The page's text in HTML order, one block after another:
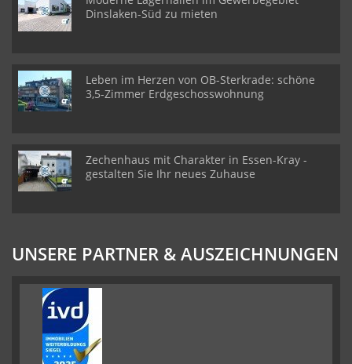
Dinslaken-Süd zu mieten
Leben im Herzen von OB-Sterkrade: schöne
3,5-Zimmer Erdgeschosswohnung
Zechenhaus mit Charakter in Essen-Kray -
gestalten Sie Ihr neues Zuhause
UNSERE PARTNER & AUSZEICHNUNGEN